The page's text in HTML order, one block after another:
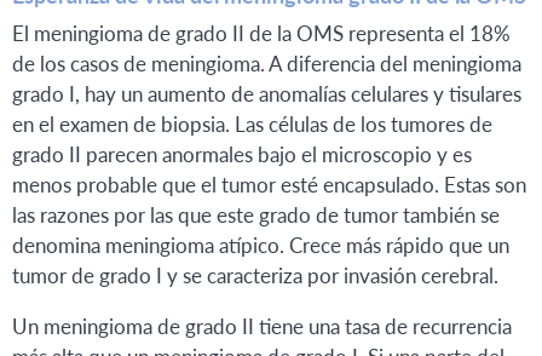
El meningioma de grado II de la OMS representa el 18%
de los casos de meningioma. A diferencia del meningioma
grado I, hay un aumento de anomalías celulares y tisulares
en el examen de biopsia. Las células de los tumores de
grado II parecen anormales bajo el microscopio y es
menos probable que el tumor esté encapsulado. Estas son
las razones por las que este grado de tumor también se
denomina meningioma atípico. Crece más rápido que un
tumor de grado I y se caracteriza por invasión cerebral.
Un meningioma de grado II tiene una tasa de recurrencia